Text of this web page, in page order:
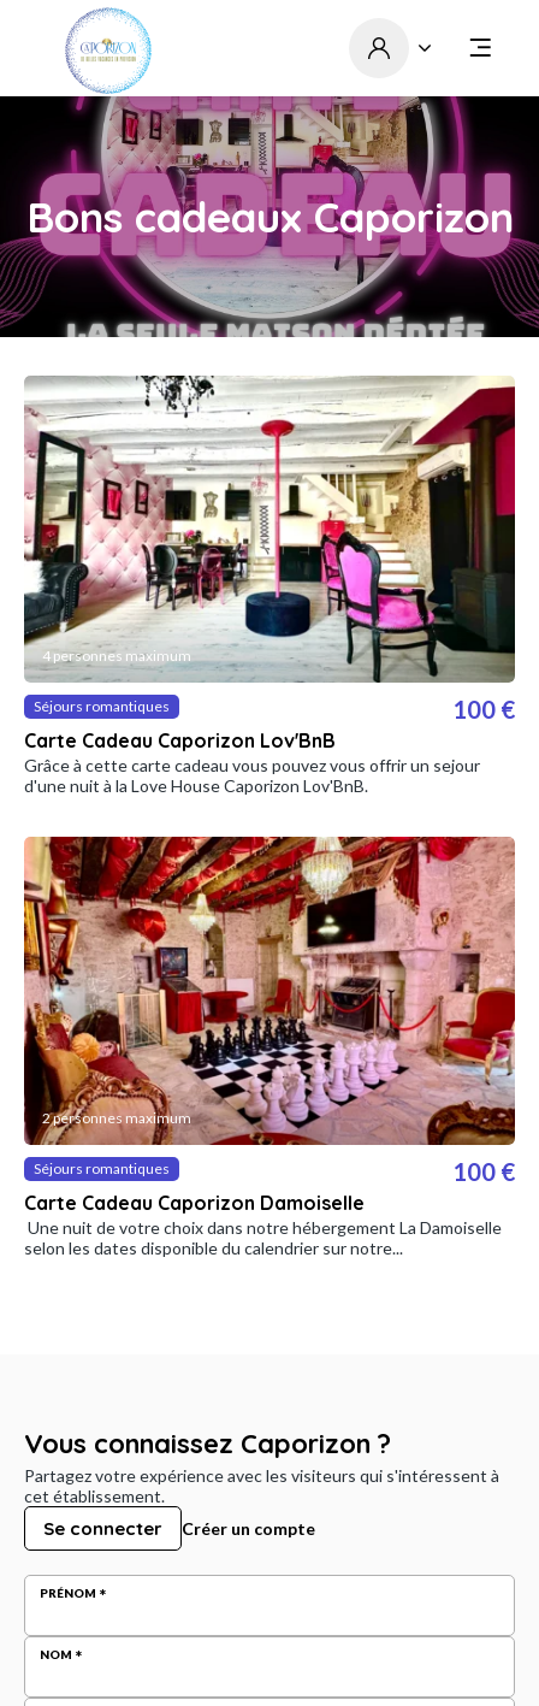
Bons cadeaux Caporizon
4 personnes maximum
Séjours romantiques
Carte Cadeau Caporizon Lov'BnB
100 €
Grâce à cette carte cadeau vous pouvez vous offrir un sejour
d'une nuit à la Love House Caporizon Lov'BnB.
2 personnes maximum
Séjours romantiques
Carte Cadeau Caporizon Damoiselle
100 €
Une nuit de votre choix dans notre hébergement La Damoiselle
selon les dates disponible du calendrier sur notre...
Vous connaissez Caporizon ?
Partagez votre expérience avec les visiteurs qui s'intéressent à
cet établissement.
Se connecter Créer un compte
PRÉNOM
NOM